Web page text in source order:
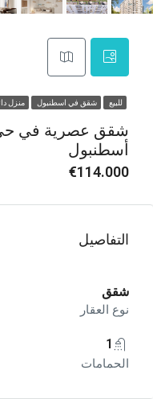
للبيع شقق في اسطنبول منزل
شقق عصرية في
أسطنبول
€114.000
التفاصيل
شقق
نوع العقار
1
الحمامات